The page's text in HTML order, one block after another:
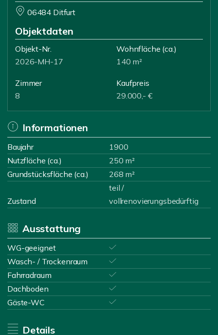
06484 Ditfurt
Objektdaten
Objekt-Nr.
2026-MH-17
Wohnfläche (ca.)
140 m²
Zimmer
8
Kaufpreis
29.000,- €
Informationen
Baujahr
1900
Nutzfläche (ca.)
250 m²
Grundstücksfläche (ca.)
268 m²
Zustand
teil /
vollrenovierungsbedürftig
Ausstattung
WG-geeignet
Wasch- / Trockenraum
Fahrradraum
Dachboden
Gäste-WC
Details